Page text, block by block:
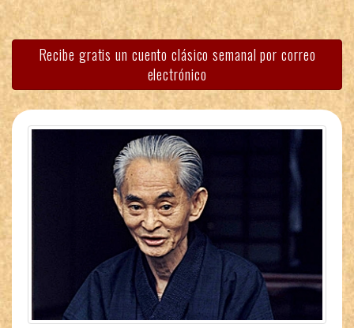
Recibe gratis un cuento clásico semanal por correo
electrónico